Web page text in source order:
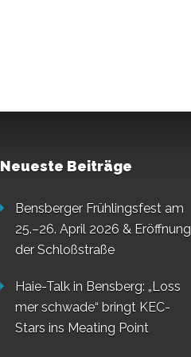
Neueste Beiträge
Bensberger Frühlingsfest am
25.–26. April 2026 & Eröffnung
der Schloßstraße
Haie-Talk in Bensberg: „Loss
mer schwade“ bringt KEC-
Stars ins Meating Point